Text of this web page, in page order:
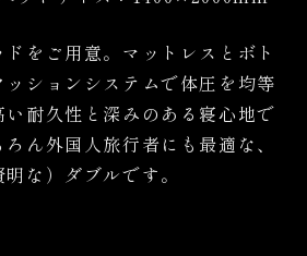
をご用意。マットレスとボト
ションシステムで体圧を均等
耐久性と深みのある寝心地で
ん外国人旅行者にも最適な、
明な）ダブルです。